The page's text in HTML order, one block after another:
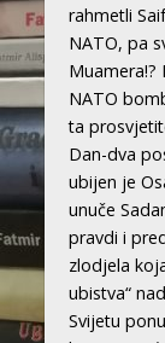
rahmetli
NATO, pa
Muamera!?
NATO
ta
Dan-dva
ubijen je
unuče
pravdi i
zlodjela
ubistva“
Svijetu